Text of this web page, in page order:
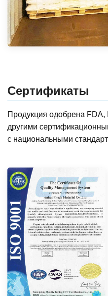
Сертификаты
Продукция одобрена
другими
с национальными